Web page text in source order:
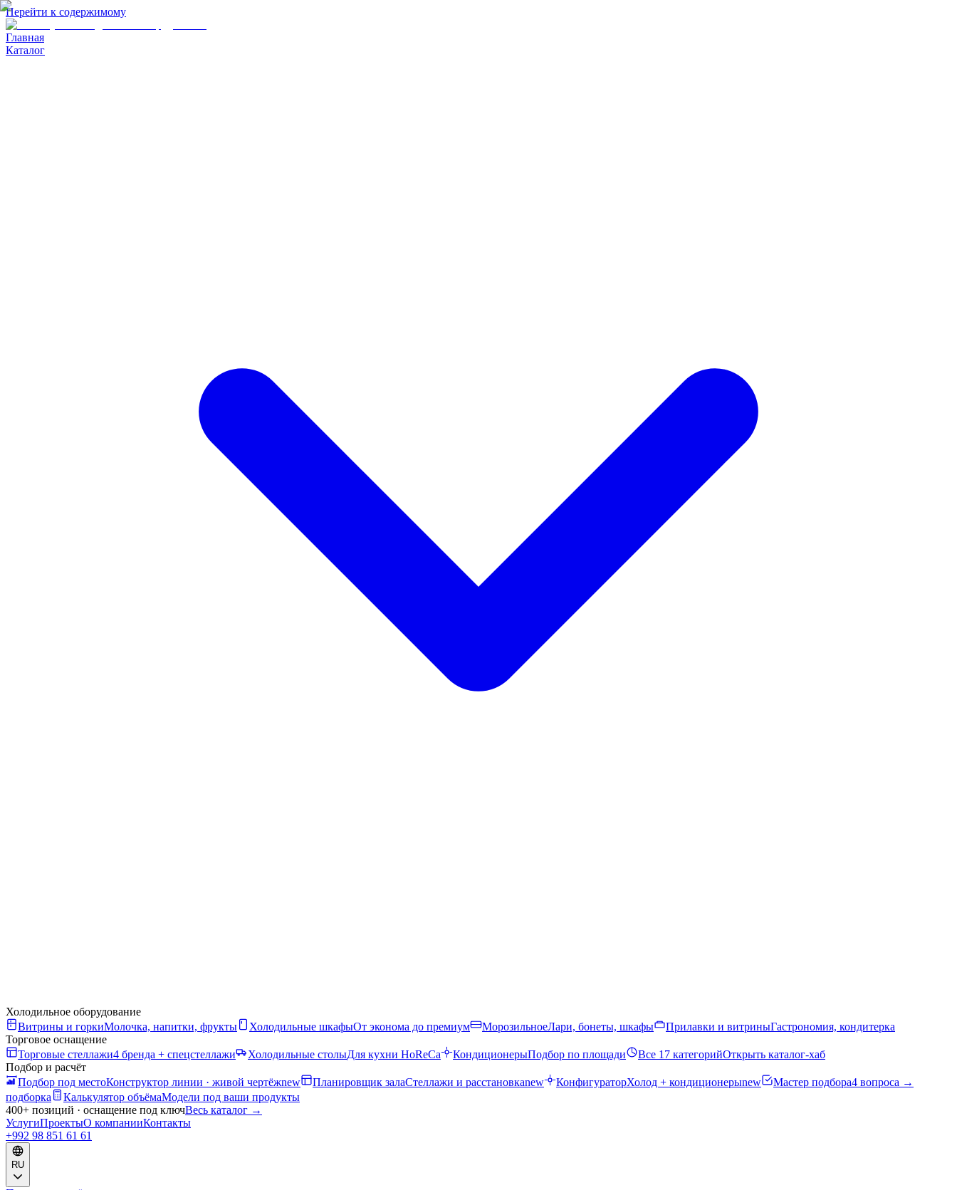
Перейти к содержимому
Главная
Каталог
Холодильное оборудование
Витрины и горкиМолочка, напитки, фрукты Холодильные шкафыОт эконома до премиум МорозильноеЛари, бонеты, шкафы Прилавки и витриныГастрономия, кондитерка
Торговое оснащение
Торговые стеллажи4 бренда + спецстеллажи Холодильные столыДля кухни HoReCa КондиционерыПодбор по площади Все 17 категорийОткрыть каталог-хаб
Подбор и расчёт
Подбор под местоКонструктор линии · живой чертёжnew Планировщик залаСтеллажи и расстановкаnew КонфигураторХолод + кондиционерыnew Мастер подбора4 вопроса →
подборка
Калькулятор объёмаМодели под ваши продукты
400+ позиций · оснащение под ключВесь каталог →
УслугиПроектыО компанииКонтакты
+992 98 851 61 61
RU